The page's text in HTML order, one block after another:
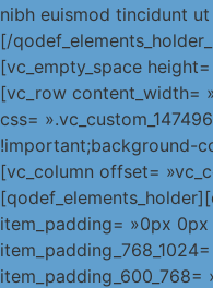
nibh euismod tincidunt
[/
[vc_empty_space
[vc_row content_width=
css=
!important;background-
[vc_column offset=
item_padding= »0px